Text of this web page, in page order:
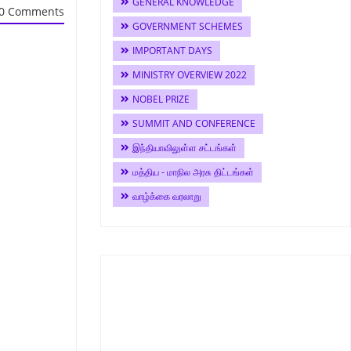
Comments
GOVERNMENT SCHEMES
IMPORTANT DAYS
MINISTRY OVERVIEW 2022
NOBEL PRIZE
SUMMIT AND CONFERENCE
இந்தியாவிலுள்ள சட்டங்கள்
மத்திய - மாநில அரசு திட்டங்கள்
வாழ்க்கை வரலாறு